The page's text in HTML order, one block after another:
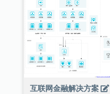
互联网金融解决方案